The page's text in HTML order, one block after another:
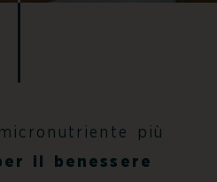
più
il benessere